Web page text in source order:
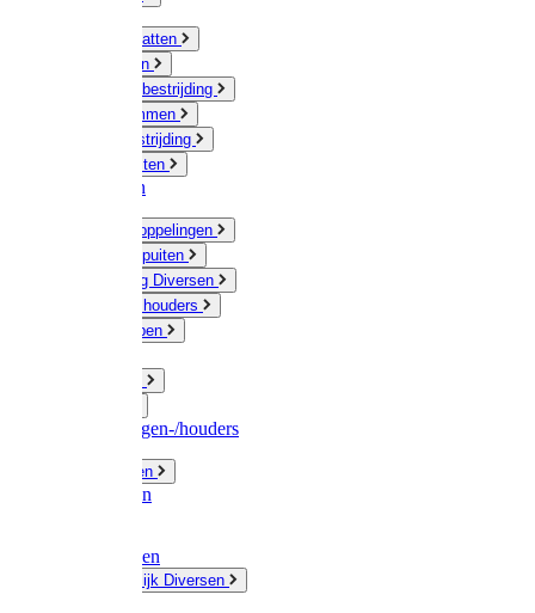
Muizen / Ratten
Drukspuiten
Ongediertebestrijding
Mollenklemmen
Onkruidbestrijding
Vliegenkasten
Meststoffen
Messing koppelingen
Gieters / Spuiten
Besproeiing Diversen
Slangen & houders
Waterpompen
Slangenwagen-/houders
Olie / Vetten
Chemicalien
Plasticzakken
Huishoudelijk Diversen